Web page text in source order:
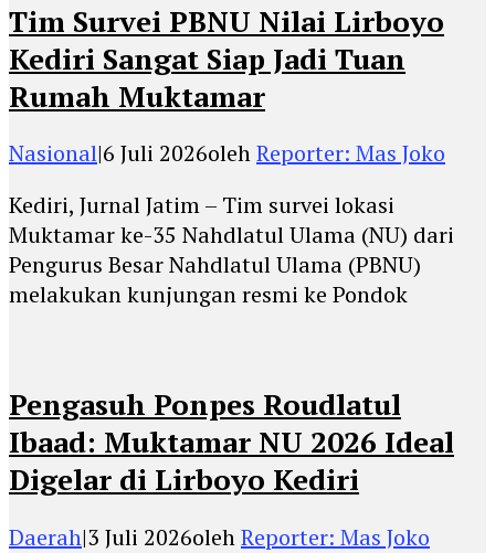
Tim Survei PBNU Nilai Lirboyo
Kediri Sangat Siap Jadi Tuan
Rumah Muktamar
Nasional|6 Juli 2026olehReporter: Mas Joko
Kediri, Jurnal Jatim – Tim survei lokasi
Muktamar ke-35 Nahdlatul Ulama (NU) dari
Pengurus Besar Nahdlatul Ulama (PBNU)
melakukan kunjungan resmi ke Pondok
Pengasuh Ponpes Roudlatul
Ibaad: Muktamar NU 2026 Ideal
Digelar di Lirboyo Kediri
Daerah|3 Juli 2026olehReporter: Mas Joko